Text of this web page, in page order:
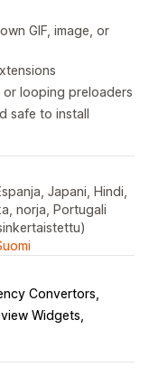
GIF, image, or
looping preloaders
safe to install
Japani, Hindi,
norja, Portugali
Convertors
Widgets